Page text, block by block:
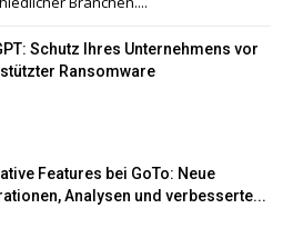
Schutz Ihres Unternehmens vor
Ransomware
Features bei GoTo: Neue
Analysen und verbesserte...